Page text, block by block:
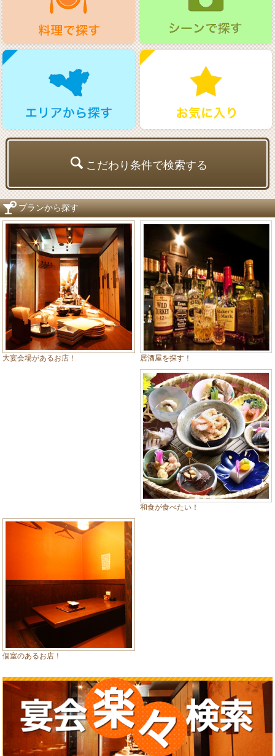
こだわり条件で検索する
プランから探す
大宴会場があるお店！ 居酒屋を探す！
和食が食べたい！
個室のあるお店！